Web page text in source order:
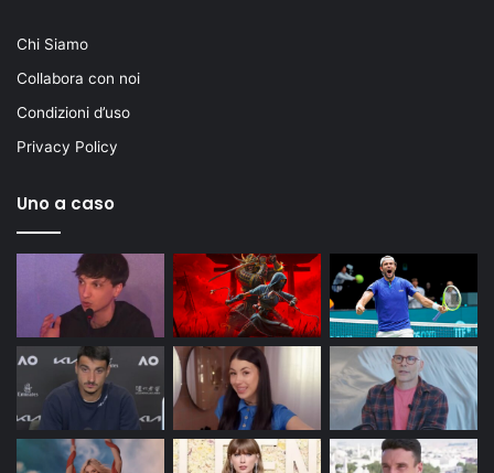
Chi Siamo
Collabora con noi
Condizioni d’uso
Privacy Policy
Uno a caso